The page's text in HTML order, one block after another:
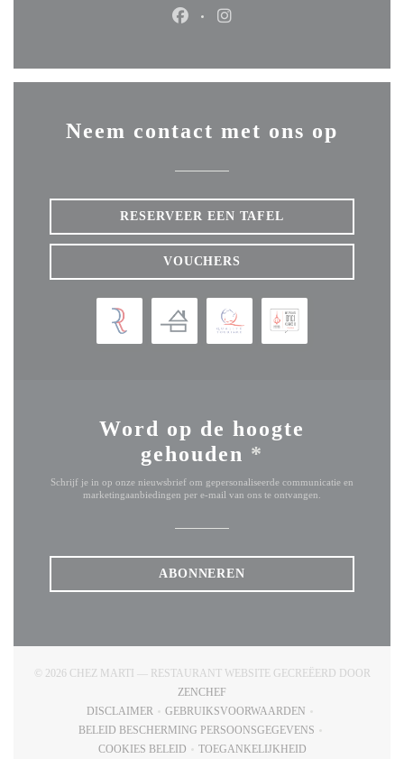
Facebook ((opent in een nieuw
Neem contact met ons op
RESERVEER EEN TAFEL
VOUCHERS
Word op de hoogte
gehouden *
Schrijf je in op onze nieuwsbrief om gepersonaliseerde communicatie en
marketingaanbiedingen per e-mail van ons te ontvangen.
ABONNEREN
© 2026 CHEZ MARTI — RESTAURANT WEBSITE GECREËERD DOOR
ZENCHEF
DISCLAIMER
GEBRUIKSVOORWAARDEN
BELEID BESCHERMING PERSOONSGEGEVENS
COOKIES BELEID
TOEGANKELIJKHEID